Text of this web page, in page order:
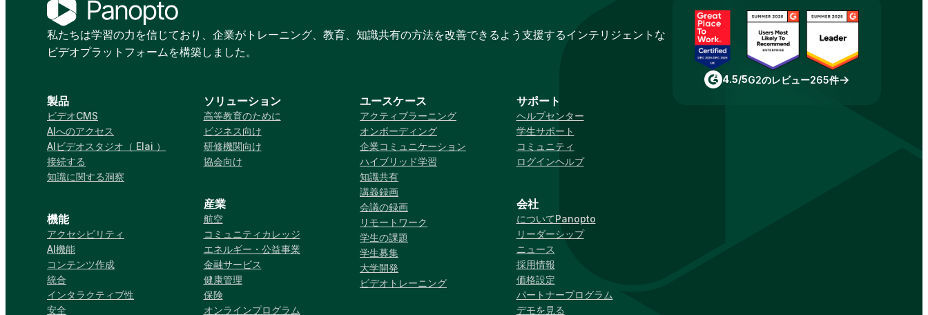
私たちは学習の力を信じており、企業がトレーニング、教育、知識共有の方法を改善できるよう支援するインテリジェントな
ビデオプラットフォームを構築しました。
製品
ビデオCMS
AIへのアクセス
AIビデオスタジオ（ Elai ）
接続する
知識に関する洞察
機能
アクセシビリティ
AI機能
コンテンツ作成
統合
インタラクティブ性
安全
ソリューション
高等教育のために
ビジネス向け
研修機関向け
協会向け
産業
航空
コミュニティカレッジ
エネルギー・公益事業
金融サービス
健康管理
保険
オンラインプログラム
ユースケース
アクティブラーニング
オンボーディング
企業コミュニケーション
ハイブリッド学習
知識共有
講義録画
会議の録画
リモートワーク
学生の課題
学生募集
大学開発
ビデオトレーニング
サポート
ヘルプセンター
学生サポート
コミュニティ
ログインヘルプ
会社
についてPanopto
リーダーシップ
ニュース
採用情報
価格設定
パートナープログラム
デモを見る
4.5/5G2のレビュー265件